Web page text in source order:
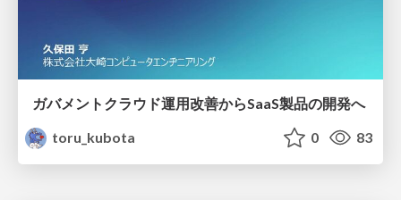
ガバメントクラウド運用改善からSaaS製品の開発へ
toru_kubota
0 83